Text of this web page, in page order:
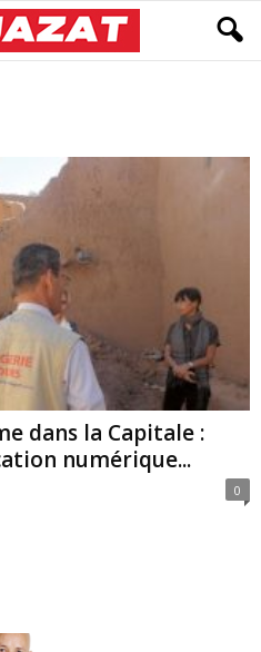
dans la Capitale :
numérique...
0